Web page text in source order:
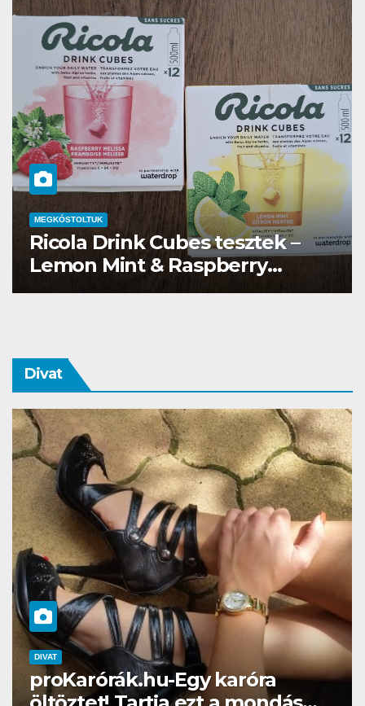
MEGKÓSTOLTUK
Waterdrop üdítő kapszula teszt
Divat
DIVAT SZÉPSÉG
Gél lakk otthon? Naná, a